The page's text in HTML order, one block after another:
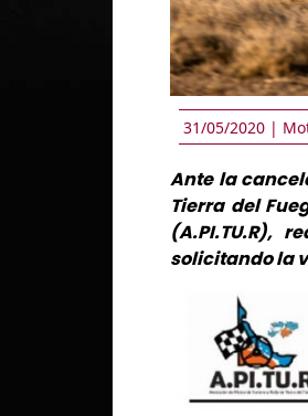
31/05/2020 |
Ante la
Tierra del
(A.PI.TU.R),
solicitando la